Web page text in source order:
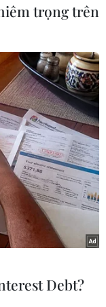
thô
trọng trên
Debt?